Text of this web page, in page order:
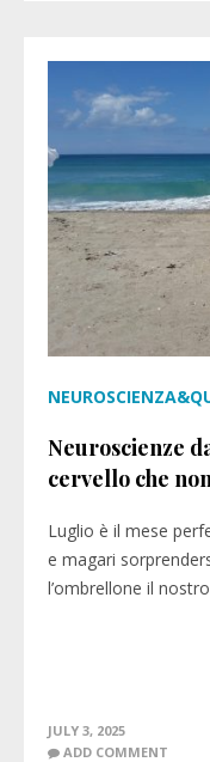
Neuroscienze
cervello che
Luglio è il mese
e magari
l’ombrellone il
JULY 3, 2025
ADD COMMENT